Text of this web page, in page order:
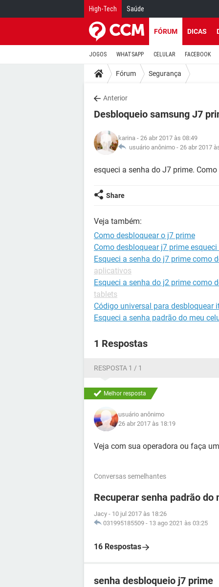
High-Tech Saúde
FÓRUM DICAS
JOGOS WHATSAPP CELULAR FACEBOOK
Fórum Segurança
Anterior
Desbloqueio samsung J7
karina - 26 abr 2017 às 08:49
usuário anônimo - 26 abr 2017
esqueci a senha do J7 prime.
Share
Veja também:
Como desbloquear o j7 prime
Como desbloquear j7 prime esqueci
Esqueci a senha do j7 prime como
aplicativos
Esqueci a senha do j2 prime como
tablets
Código universal para desbloquear
Esqueci a senha padrão do meu
1 Respostas
RESPOSTA 1 / 1
Melhor resposta
usuário anônimo
26 abr 2017 às 18:19
Veja com sua operadora ou faça
Conversas semelhantes
Recuperar senha padrão do
Jacy - 10 jul 2017 às 18:26
031995185509 - 13 ago 2021 às 03:25
16 Respostas
senha desbloqueio j7 prime